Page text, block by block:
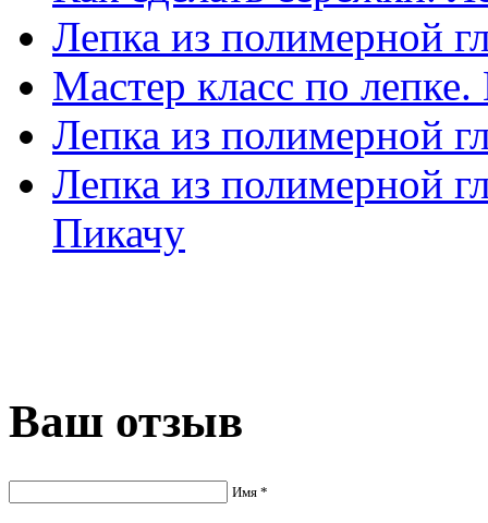
Лепка из полимерной
Мастер класс по
Лепка из полимерной
Лепка из полимерной
Пикачу
Ваш отзыв
Имя *